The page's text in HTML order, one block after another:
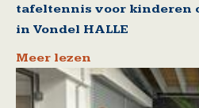
tafeltennis voor kinderen
in Vondel HALLE
Meer lezen